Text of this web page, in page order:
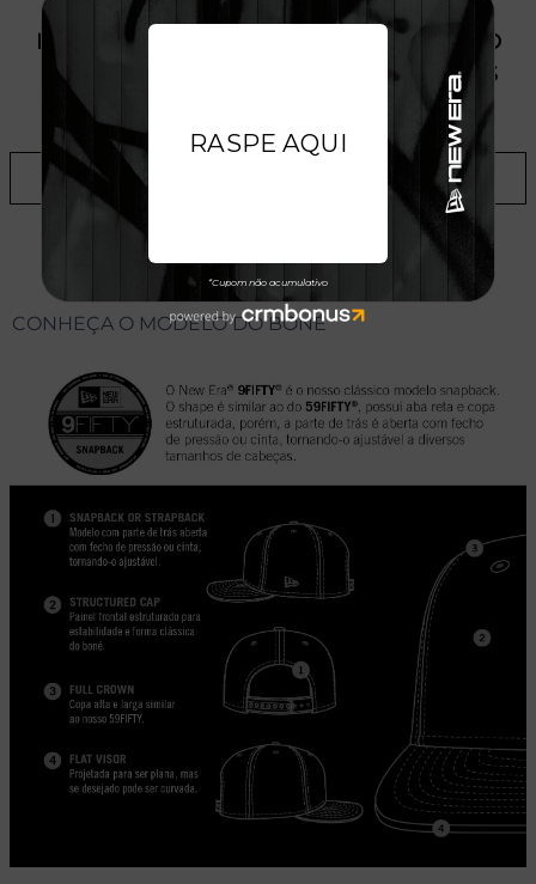
PRODUTO SEM ESTOQUE DÍSPONÍVEL NO
SITE, CONSULTE A DISPONIBILIDADE NAS
ADICIONAR A LISTA DE DESEJOS
CONHEÇA O MODELO DO BONÉ